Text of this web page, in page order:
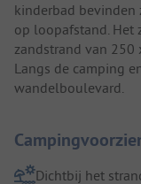
kinderbad bevinden
op loopafstand. Het
zandstrand van 250
Langs de camping
wandelboulevard.
Dichtbij het